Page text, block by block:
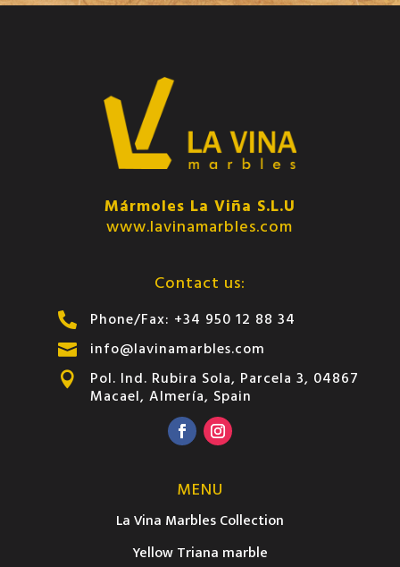
Mármoles La Viña S.L.U
www.lavinamarbles.com
Contact us:
 Phone/Fax: +34 950 12 88 34
 info@lavinamarbles.com
 Pol. Ind. Rubira Sola, Parcela 3, 04867
Macael, Almería, Spain
MENU
La Vina Marbles Collection
Yellow Triana marble